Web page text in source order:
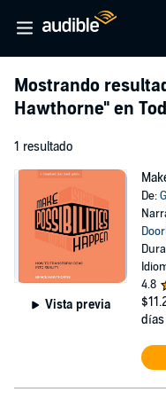
Mostrando
Hawthorne" en
1 resultado
Vista previa
De:
4.8
días